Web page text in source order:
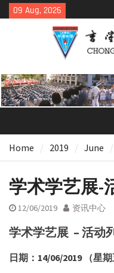
Skip
to
09 Aug, 2026
Home 2019 June
学术学艺展-
12/06/2019 资讯中心
学术学艺展 – 活动
日期：14/06/2019 （星期